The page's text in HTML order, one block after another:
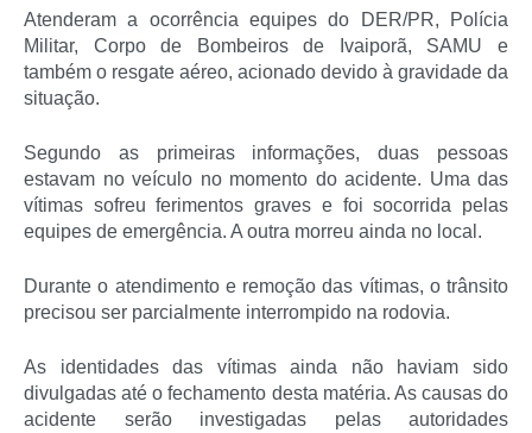
Atenderam a ocorrência equipes do DER/PR, Polícia
Militar, Corpo de Bombeiros de Ivaiporã, SAMU e
também o resgate aéreo, acionado devido à gravidade da
situação.
Segundo as primeiras informações, duas pessoas
estavam no veículo no momento do acidente. Uma das
vítimas sofreu ferimentos graves e foi socorrida pelas
equipes de emergência. A outra morreu ainda no local.
Durante o atendimento e remoção das vítimas, o trânsito
precisou ser parcialmente interrompido na rodovia.
As identidades das vítimas ainda não haviam sido
divulgadas até o fechamento desta matéria. As causas do
acidente serão investigadas pelas autoridades